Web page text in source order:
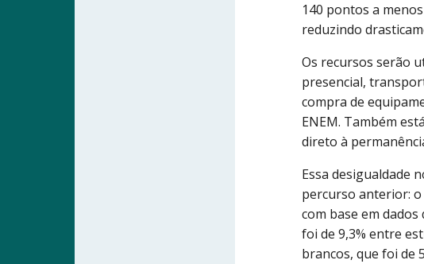
140 pontos a
reduzindo
Os recursos serão
presencial,
compra de
ENEM. Também
direto à
Essa desigualdade
percurso anterior: o
com base em
foi de 9,3% entre
brancos, que foi de